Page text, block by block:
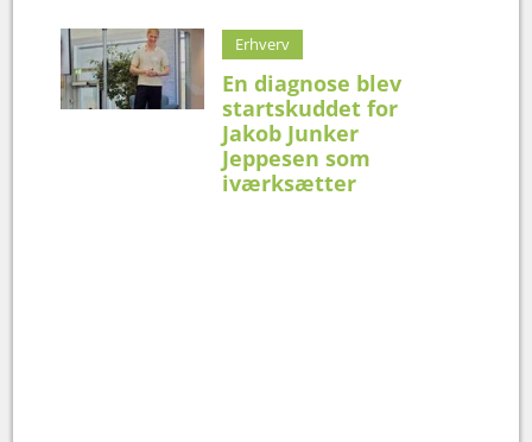
Erhverv
En diagnose blev
startskuddet for
Jakob Junker
Jeppesen som
iværksætter